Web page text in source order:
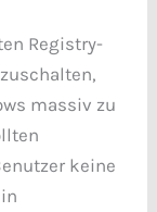
Registry-
massiv zu
keine